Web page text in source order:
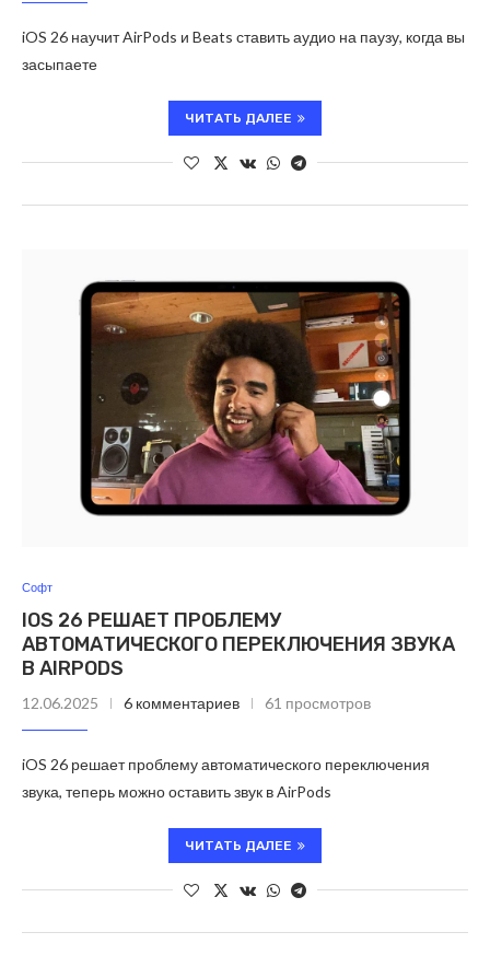
iOS 26 научит AirPods и Beats ставить аудио на паузу, когда вы
засыпаете
ЧИТАТЬ ДАЛЕЕ
Софт
IOS 26 РЕШАЕТ ПРОБЛЕМУ
АВТОМАТИЧЕСКОГО ПЕРЕКЛЮЧЕНИЯ ЗВУКА
В AIRPODS
12.06.2025 6 комментариев 61 просмотров
iOS 26 решает проблему автоматического переключения
звука, теперь можно оставить звук в AirPods
ЧИТАТЬ ДАЛЕЕ